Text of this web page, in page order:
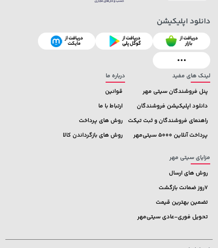
141,000 تومان
165,900
خرید
129,000 تومان
145,900
لینک های مفید
پنل فروشندگان سیتی مهر
دانلود اپلیکیشن فروشندگان
راهنمای فروشندگان و ثبت تیکت
پرداخت آنلاین 5000 سیتی‌مهر
درباره ما
قوانین
ارتباط با ما
روش های پرداخت
روش های بازگرداندن کالا
مزایای سیتی مهر
روش های ارسال
7روز ضمانت بازگشت
تضمین بهترین قیمت
تحویل فوری-عادی سیتی‌مهر
دانلود اپلیکیشن